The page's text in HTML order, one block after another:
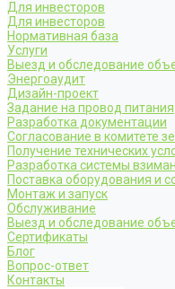
Для инвесторов
Для инвесторов
Нормативная база
Услуги
Выезд и обследование
Энергоаудит
Дизайн-проект
Задание на провод питания
Разработка документации
Согласование в комитете
Получение технических
Разработка системы
Поставка оборудования и
Монтаж и запуск
Обслуживание
Выезд и обследование
Сертификаты
Блог
Вопрос-ответ
Контакты